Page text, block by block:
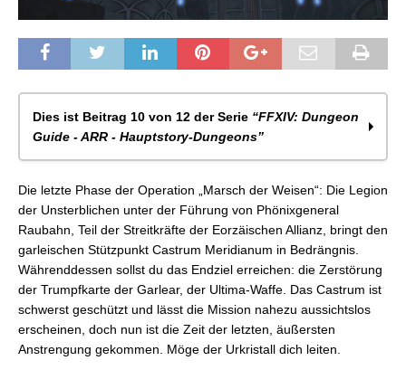
Dies ist Beitrag 10 von 12 der Serie “FFXIV: Dungeon
Guide - ARR - Hauptstory-Dungeons”
FFXIV: Dungeon Guide – Sastasha
FFXIV: Dungeon Guide – Totenacker Tam-Tara
FFXIV: Dungeon Guide – Kupferglocken-Mine
FFXIV: Dungeon Guide – Tausend Löcher von Toto-
Rak
FFXIV: Dungeon Guide – Haukke-Herrenhaus
FFXIV: Dungeon Guide – Brüllvolx Langrast
FFXIV: Dungeon Guide – Steinerne Wacht
FFXIV: Dungeon Guide – Die Feste Dzemael
FFXIV: Dungeon Guide – Castrum Meridianum –
Die letzte Phase der Operation „Marsch der Weisen“: Die Legion
der Unsterblichen unter der Führung von Phönixgeneral
Raubahn, Teil der Streitkräfte der Eorzäischen Allianz, bringt den
garleischen Stützpunkt Castrum Meridianum in Bedrängnis.
Währenddessen sollst du das Endziel erreichen: die Zerstörung
der Trumpfkarte der Garlear, der Ultima-Waffe. Das Castrum ist
schwerst geschützt und lässt die Mission nahezu aussichtslos
erscheinen, doch nun ist die Zeit der letzten, äußersten
Anstrengung gekommen. Möge der Urkristall dich leiten.